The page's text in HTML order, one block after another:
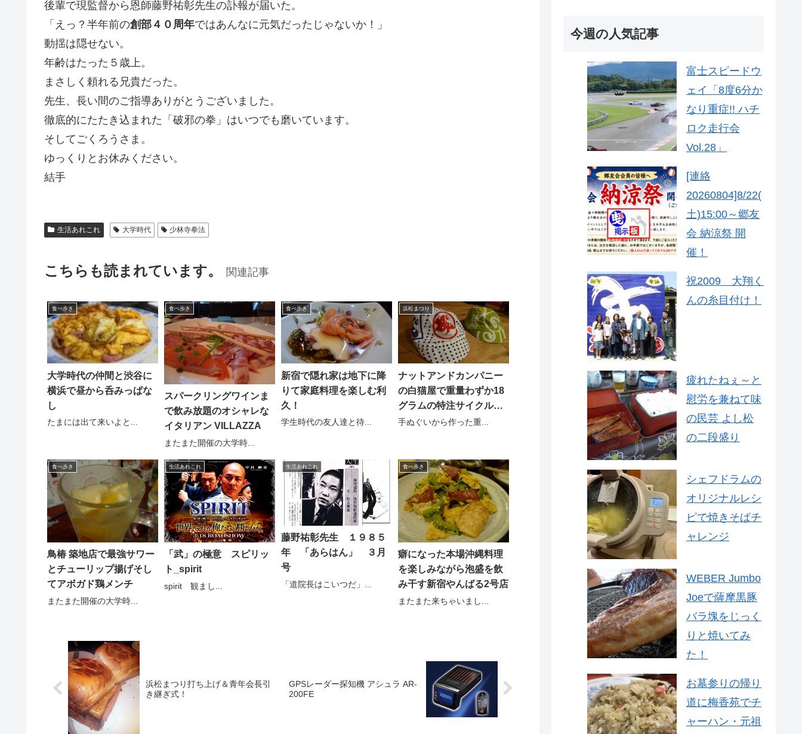
後輩で現監督から恩師藤野祐彰先生の訃報が届いた。
「えっ？半年前の創部４０周年ではあんなに元気だったじゃないか！」
動揺は隠せない。
年齢はたった５歳上。
まさしく頼れる兄貴だった。
先生、長い間のご指導ありがとうございました。
徹底的にたたき込まれた「破邪の拳」はいつでも磨いています。
そしてごくろうさま。
ゆっくりとお休みください。
結手
生活あれこれ 大学時代 少林寺拳法
こちらも読まれています。 関連記事
食べ歩き
大学時代の仲間と渋谷に
横浜で昼から呑みっぱな
し
たまには出て来いよと...
食べ歩き
スパークリングワインま
で飲み放題のオシャレな
イタリアン VILLAZZA
またまた開催の大学時...
食べ歩き
新宿で隠れ家は地下に降
りて家庭料理を楽しむ利
久！
学生時代の友人達と待...
浜松まつり
ナットアンドカンパニー
の白猫屋で重量わずか18
グラムの特注サイクルキ
ャップ
手ぬぐいから作った重...
食べ歩き
鳥椿 築地店で最強サワー
とチューリップ揚げそし
てアボガド鶏メンチ
またまた開催の大学時...
生活あれこれ
「武」の極意 スピリッ
ト_spirit
spirit 観まし...
生活あれこれ
藤野祐彰先生 １９８５
年 「あらはん」 ３月
号
「道院長はこいつだ」...
食べ歩き
癖になった本場沖縄料理
を楽しみながら泡盛を飲
み干す新宿やんばる2号店
またまた来ちゃいまし...
浜松まつり打ち上げ＆青年会長引
き継ぎ式！
GPSレーダー探知機 アシュラ AR-
200FE
今週の人気記事
富士スピードウ
ェイ「8度6分か
なり重症!! ハチ
ロク走行会
Vol.28」
[連絡
20260804]8/22(
土)15:00～郷友
会 納涼祭 開
催！
祝2009 大翔く
んの糸目付け！
疲れたねぇ～と
慰労を兼ねて味
の民芸 よし松
の二段盛り
シェフドラムの
オリジナルレシ
ピで焼きそばチ
ャレンジ
WEBER Jumbo
Joeで薩摩黒豚
バラ塊をじっく
りと焼いてみ
た！
お墓参りの帰り
道に梅香苑でチ
ャーハン・元祖